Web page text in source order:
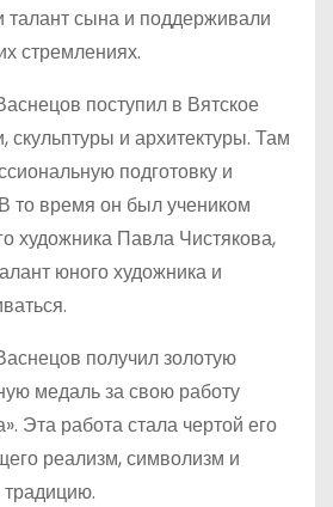
талант сына и поддерживали
стремлениях.
поступил в Вятское
и архитектуры. Там
подготовку и
то время он был учеником
художника Павла Чистякова,
юного художника и
получил золотую
медаль за свою работу
Эта работа стала чертой его
реализм, символизм и